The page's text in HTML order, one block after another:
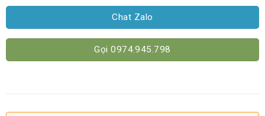
Chat Zalo
Gọi 0974.945.798